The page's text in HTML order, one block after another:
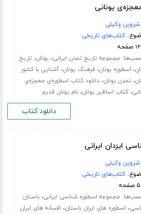
یونانی
شروین وکیلی
کتاب‌های تاریخی
مجموعه تاریخ تمدن ایرانی، یونان، تاریخ
، اسطوره یونان، فرهنگ یونان،آشنایی با کشور
، تمدن یونان،دانلود کتاب اسطوره‌ی معجزه‌ی
،کتاب اساطیر یونان،نام یونان قدیم
دانلود کتاب
ایزدان ایرانی
شروین وکیلی
کتاب‌های تاریخی
مجموعه اسطوره شناسی ایرانی،باستان
، اسطوره های ایران باستان، افسانه های ایران